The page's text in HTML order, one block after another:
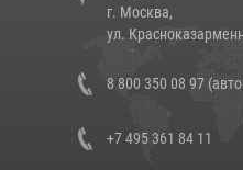
г. Москва,
ул.
8 800 350 08 97
+7 495 361 84 11